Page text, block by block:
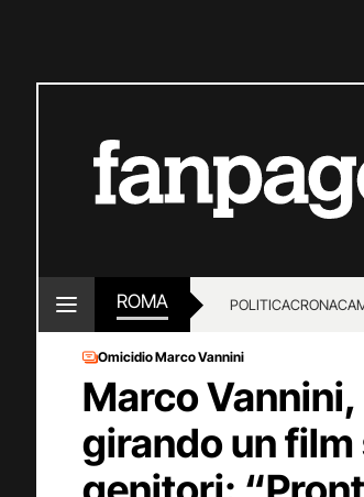
ROMA POLITICACRONACA
Omicidio Marco Vannini
Marco
girando un film